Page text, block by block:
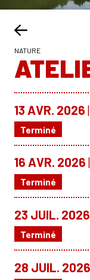
NATURE
13 AVR. 2026
Terminé
16 AVR. 2026
Terminé
23 JUIL. 2026
Terminé
28 JUIL. 2026